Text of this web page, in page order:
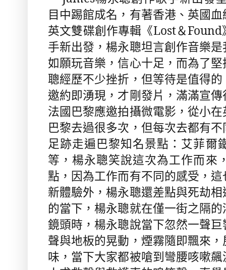
目中踢館成名，有著香港、英國
英文雙碟創作專輯《Lost＆Found
手新出發，楊永聰坦言創作音樂
如願玩音樂，信心十足，而為了
聰經歷不少挫折，但等待是值得
邀約即湧現，才剛發片，滿滿宣
法國巴黎應邀拍攝微電影，從小
巴黎去過很多次，但每次去都有
足跡走遍巴黎知名景點：艾菲爾
等，楊永聰笑說這次為工作而來
點，因為工作而有不同的感受，
新體驗外，楊永聰還差點與死劫
的當下，楊永聰就在僅一街之隔
鏡頭時，楊永聰說當下忽然一聲
聲與地板的晃動，煙霧隨即飄來
味，當下大家都被嗆到彎腰咳嗽